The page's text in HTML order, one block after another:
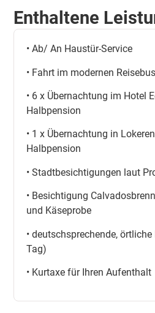
Enthaltene
• Ab/ An Haustür-Service
• Fahrt im modernen Reisebus
• 6 x Übernachtung im Hotel
Halbpension
• 1 x Übernachtung in
Halbpension
• Stadtbesichtigungen laut
• Besichtigung
und Käseprobe
• deutschsprechende,
Tag)
• Kurtaxe für Ihren Aufenthalt